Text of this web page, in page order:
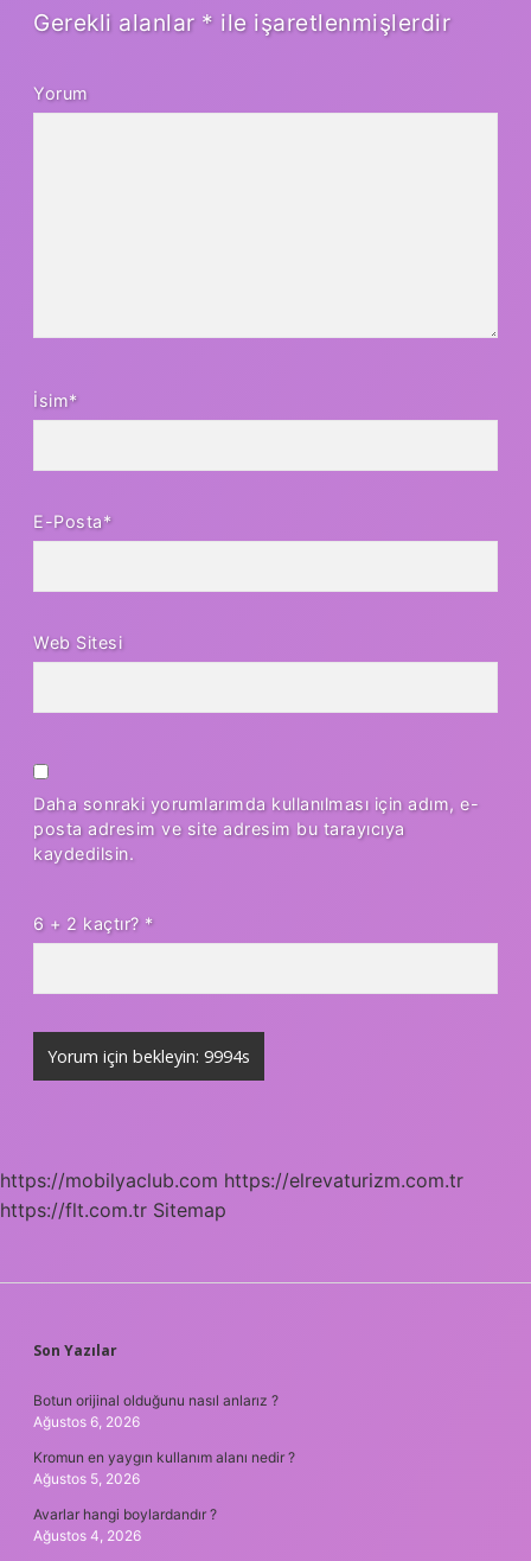
Gerekli alanlar * ile işaretlenmişlerdir
Yorum
İsim*
E-Posta*
Web Sitesi
Daha sonraki yorumlarımda kullanılması için adım, e-
posta adresim ve site adresim bu tarayıcıya
kaydedilsin.
6 + 2 kaçtır? *
https://mobilyaclub.com https://elrevaturizm.com.tr
https://flt.com.tr Sitemap
SIDEBAR
Son Yazılar
Botun orijinal olduğunu nasıl anlarız ?
Ağustos 6, 2026
Kromun en yaygın kullanım alanı nedir ?
Ağustos 5, 2026
Avarlar hangi boylardandır ?
Ağustos 4, 2026